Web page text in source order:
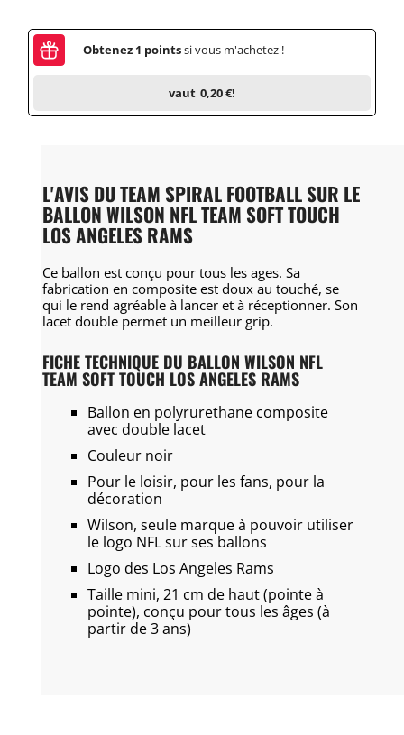
Obtenez 1 pointssi vous m'achetez !
vaut 0,20 €!
L'AVIS DU TEAM SPIRAL FOOTBALL SUR LE
BALLON WILSON NFL TEAM SOFT TOUCH
LOS ANGELES RAMS
Ce ballon est conçu pour tous les ages. Sa
fabrication en composite est doux au touché, se
qui le rend agréable à lancer et à réceptionner. Son
lacet double permet un meilleur grip.
FICHE TECHNIQUE DU BALLON WILSON NFL
TEAM SOFT TOUCH LOS ANGELES RAMS
Ballon en polyrurethane composite
avec double lacet
Couleur noir
Pour le loisir, pour les fans, pour la
décoration
Wilson, seule marque à pouvoir utiliser
le logo NFL sur ses ballons
Logo des Los Angeles Rams
Taille mini, 21 cm de haut (pointe à
pointe), conçu pour tous les âges (à
partir de 3 ans)